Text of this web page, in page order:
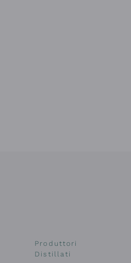
Produttori
Distillati